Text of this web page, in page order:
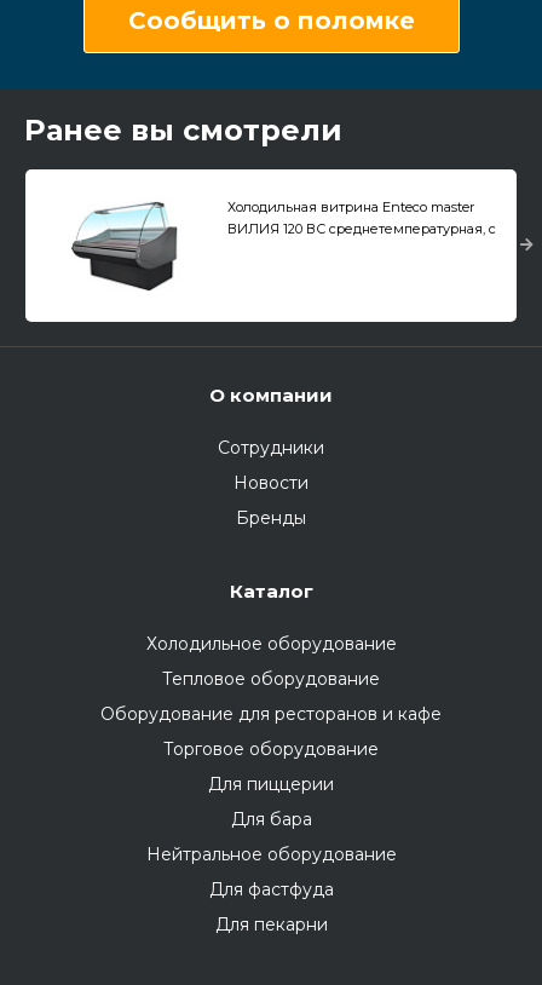
Сообщить о поломке
Ранее вы смотрели
Холодильная витрина Enteco master
ВИЛИЯ 120 ВС среднетемпературная, с
О компании
Сотрудники
Новости
Бренды
Каталог
Холодильное оборудование
Тепловое оборудование
Оборудование для ресторанов и кафе
Торговое оборудование
Для пиццерии
Для бара
Нейтральное оборудование
Для фастфуда
Для пекарни